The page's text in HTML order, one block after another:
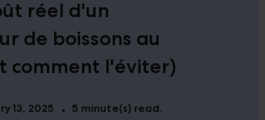
réel d'un
de boissons au
comment l'éviter)
13, 2025 • 5 minute(s) read.